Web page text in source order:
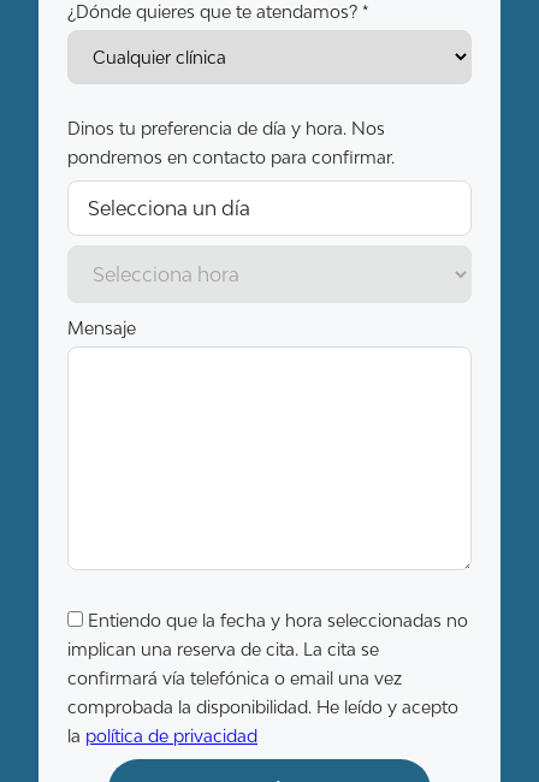
¿Dónde quieres que te atendamos? *
Dinos tu preferencia de día y hora. Nos
pondremos en contacto para confirmar.
Mensaje
Entiendo que la fecha y hora seleccionadas no
implican una reserva de cita. La cita se
confirmará vía telefónica o email una vez
comprobada la disponibilidad. He leído y acepto
la política de privacidad